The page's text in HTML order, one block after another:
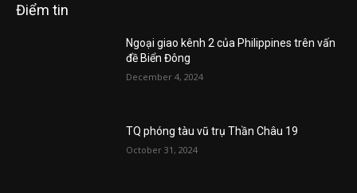
Điểm tin
Ngoại giao kênh 2 của Philippines trên vấn
đề Biển Đông
December 4, 2024
TQ phóng tàu vũ trụ Thần Châu 19
October 31, 2024